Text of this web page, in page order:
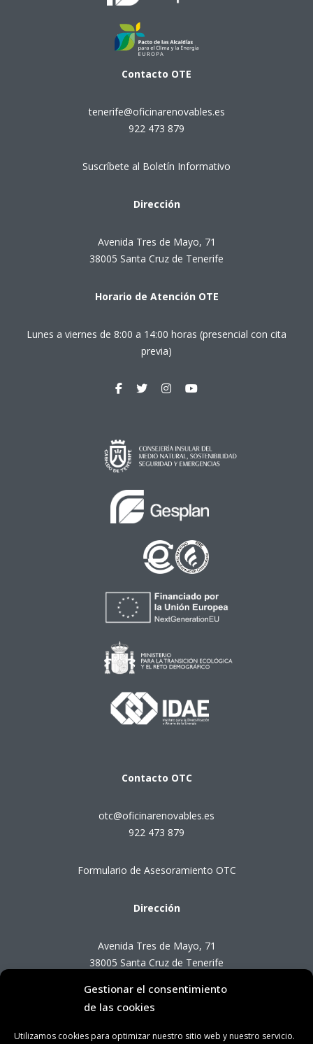
Gestionar el consentimiento
de las cookies
Utilizamos cookies para optimizar nuestro sitio web y nuestro servicio.
Contacto OTE
tenerife@oficinarenovables.es
922 473 879
Suscríbete al Boletín Informativo
Dirección
Avenida Tres de Mayo, 71
38005 Santa Cruz de Tenerife
Horario de Atención OTE
Lunes a viernes de 8:00 a 14:00 horas (presencial con cita
previa)
Contacto OTC
otc@oficinarenovables.es
922 473 879
Formulario de Asesoramiento OTC
Dirección
Avenida Tres de Mayo, 71
38005 Santa Cruz de Tenerife
Horario de Atención OTC
Lunes a viernes de 8:00 a 14:00 horas